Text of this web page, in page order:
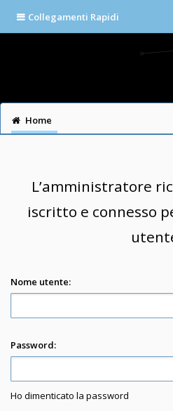
Collegamenti Rapidi
Home
L’amministratore
iscritto e connesso
Nome utente:
Password:
Ho dimenticato la password